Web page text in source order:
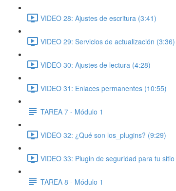
VIDEO 28: Ajustes de escritura (3:41)
VIDEO 29: Servicios de actualización (3:36)
VIDEO 30: Ajustes de lectura (4:28)
VIDEO 31: Enlaces permanentes (10:55)
TAREA 7 - Módulo 1
VIDEO 32: ¿Qué son los_plugins? (9:29)
VIDEO 33: Plugin de seguridad para tu
TAREA 8 - Módulo 1